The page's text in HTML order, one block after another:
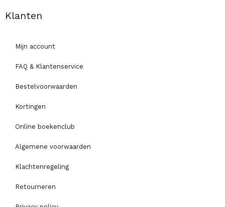
Klanten
Mijn account
FAQ & Klantenservice
Bestelvoorwaarden
Kortingen
Online boekenclub
Algemene voorwaarden
Klachtenregeling
Retourneren